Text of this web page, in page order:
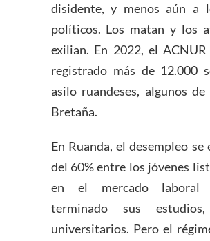
disidente, y menos aún a
políticos. Los matan y los
exilian. En 2022, el
registrado más de 12.000
asilo ruandeses, algunos
Bretaña.
En Ruanda, el desempleo se
del 60% entre los jóvenes
en el mercado laboral
terminado sus
universitarios. Pero el